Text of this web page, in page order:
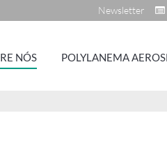
Newsletter
NÓS POLYLANEMA